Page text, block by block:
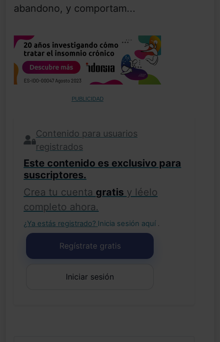
abandono, y comportam...
PUBLICIDAD
Contenido para usuarios
registrados
Este contenido es exclusivo para
suscriptores.
Crea tu cuenta gratis y léelo
completo ahora.
¿Ya estás registrado? Inicia sesión aquí .
Regístrate gratis
Iniciar sesión